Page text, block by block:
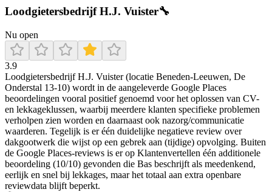
Loodgietersbedrijf H.J. Vuister🔧
Nu open
3.9
Loodgietersbedrijf H.J. Vuister (locatie Beneden-Leeuwen, De
Onderstal 13-10) wordt in de aangeleverde Google Places
beoordelingen vooral positief genoemd voor het oplossen van CV-
en lekkageklussen, waarbij meerdere klanten specifieke problemen
verholpen zien worden en daarnaast ook nazorg/communicatie
waarderen. Tegelijk is er één duidelijke negatieve review over
dakgootwerk die wijst op een gebrek aan (tijdige) opvolging. Buiten
de Google Places-reviews is er op Klantenvertellen één additionele
beoordeling (10/10) gevonden die Bas beschrijft als meedenkend,
eerlijk en snel bij lekkages, maar het totaal aan extra openbare
reviewdata blijft beperkt.